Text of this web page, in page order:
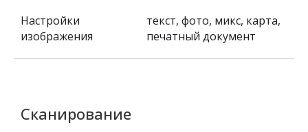
Настройки
изображения
текст, фото, микс, карта,
печатный документ
Сканирование